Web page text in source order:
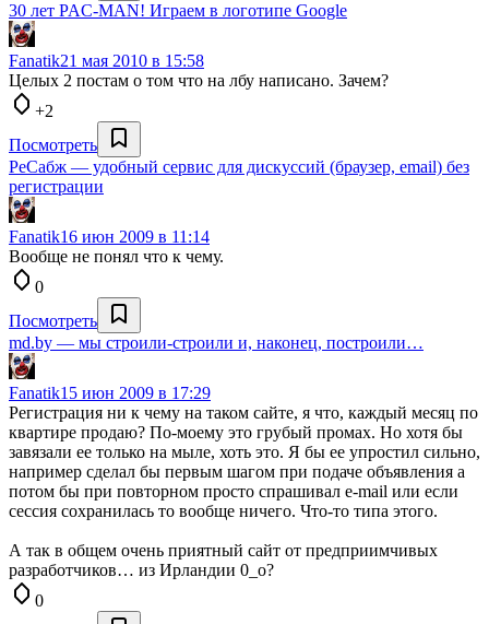
30 лет PAC-MAN! Играем в логотипе Google
Fanatik21 мая 2010 в 15:58
Целых 2 постам о том что на лбу написано. Зачем?
+2
Посмотреть
РеСабж — удобный сервис для дискуссий (браузер, email) без
регистрации
Fanatik16 июн 2009 в 11:14
Вообще не понял что к чему.
0
Посмотреть
md.by — мы строили-строили и, наконец, построили…
Fanatik15 июн 2009 в 17:29
Регистрация ни к чему на таком сайте, я что, каждый месяц по
квартире продаю? По-моему это грубый промах. Но хотя бы
завязали ее только на мыле, хоть это. Я бы ее упростил сильно,
например сделал бы первым шагом при подаче объявления а
потом бы при повторном просто спрашивал e-mail или если
сессия сохранилась то вообще ничего. Что-то типа этого.
А так в общем очень приятный сайт от предприимчивых
разработчиков… из Ирландии 0_o?
0